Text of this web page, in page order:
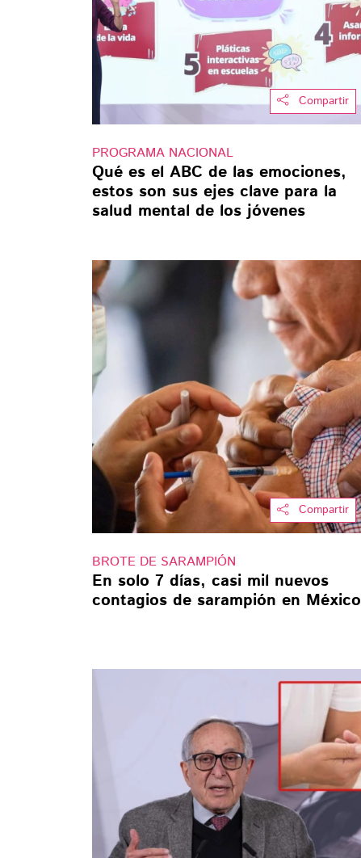
Compartir
PROGRAMA NACIONAL
Qué es el ABC de las emociones,
estos son sus ejes clave para la
salud mental de los jóvenes
Compartir
BROTE DE SARAMPIÓN
En solo 7 días, casi mil nuevos
contagios de sarampión en México